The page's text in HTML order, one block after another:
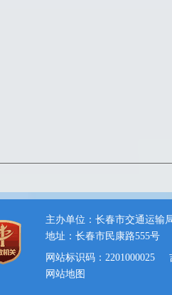
主办单位：长春市交通运输
地址：长春市民康路555号
网站标识码：2201000025
网站地图